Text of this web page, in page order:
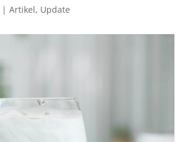
|Artikel, Update